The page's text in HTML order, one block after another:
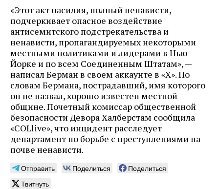
«Этот акт насилия, полный ненависти,
подчеркивает опасное воздействие
антисемитского подстрекательства и
ненависти, пропагандируемых некоторыми
местными политиками и лидерами в Нью-
Йорке и по всем Соединенным Штатам», —
написал Берман в своем аккаунте в «X». По
словам Бермана, пострадавший, имя которого
он не назвал, хорошо известен местной
общине. Почетный комиссар общественной
безопасности Девора Халберстам сообщила
«COLlive», что инцидент расследует
департамент по борьбе с преступлениями на
почве ненависти.
Отправить Поделиться
Поделиться
Твитнуть